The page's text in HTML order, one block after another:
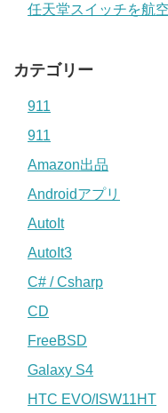
任天堂スイッチを航
カテゴリー
911
911
Amazon出品
Androidアプリ
AutoIt
AutoIt3
C# / Csharp
CD
FreeBSD
Galaxy S4
HTC EVO/ISW11HT